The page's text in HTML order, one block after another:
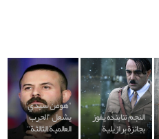
النجم تنابنده يفوز
بجائزة برازيلية
"هومن سيدي"
يشعل "الحرب
العالمية الثالثة"